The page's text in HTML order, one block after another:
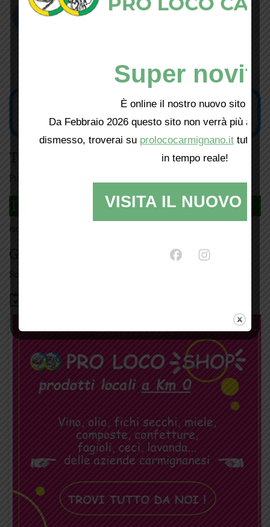
Tesseramento
Puoi tesserarti online
DAGLI L'ANDA
Iscriviti
Giorno per giorno a Carmignano
Scopri tutti gli eventi
Super
È online il nostro nuovo sito web!
Da Febbraio 2026 questo sito non verrà più
dismesso, troverai su prolococarmignano.it tutti i
in tempo reale!
VISITA IL NUOVO